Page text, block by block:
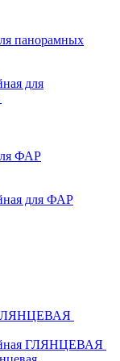
панорамных
для
ФАР
для ФАР
ГЛЯНЦЕВАЯ
ГЛЯНЦЕВАЯ